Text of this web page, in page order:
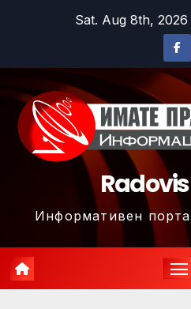
Sat. Aug 8th, 2026
Информативен